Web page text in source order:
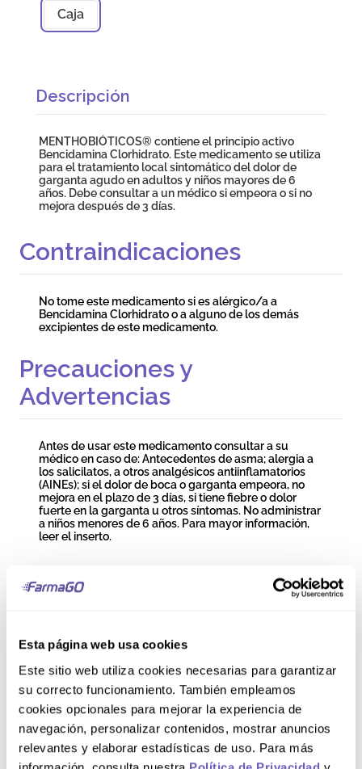
Esta página web usa cookies
Este sitio web utiliza cookies necesarias para garantizar
su correcto funcionamiento. También empleamos
cookies opcionales para mejorar la experiencia de
navegación, personalizar contenidos, mostrar anuncios
relevantes y elaborar estadísticas de uso. Para más
Caja
Descripción
MENTHOBIÓTICOS® contiene el principio activo
Bencidamina Clorhidrato. Este medicamento se utiliza
para el tratamiento local sintomático del dolor de
garganta agudo en adultos y niños mayores de 6
años. Debe consultar a un médico si empeora o si no
mejora después de 3 días.
Contraindicaciones
No tome este medicamento si es alérgico/a a
Bencidamina Clorhidrato o a alguno de los demás
excipientes de este medicamento.
Precauciones y
Advertencias
Antes de usar este medicamento consultar a su
médico en caso de: Antecedentes de asma; alergia a
los salicilatos, a otros analgésicos antiinflamatorios
(AINEs); si el dolor de boca o garganta empeora, no
mejora en el plazo de 3 días, si tiene fiebre o dolor
fuerte en la garganta u otros síntomas. No administrar
a niños menores de 6 años. Para mayor información,
leer el inserto.
Modo de uso
de 6 años, tomar 1 pastilla 3 veces al día según se
necesite para aliviar el dolor. No debe exceder de 3
pastillas al día y no utilizar este medicamento por más
de 7 días. Si los síntomas persisten o empeoran
después de 3 días, o si tiene fiebre, dolor fuerte en la
garganta u otros síntomas, consulte a su médico. En
niños de 6 a 11 años, este medicamento debe
administrarse bajo la supervisión de un adulto. El
medicamento es de uso bucal, por lo que debe
dejarse disolver una pastilla lentamente en la boca sin